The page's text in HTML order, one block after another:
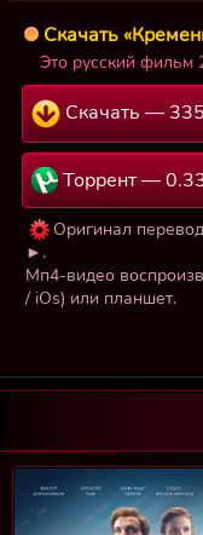
Скачать
Это русский фильм
Скачать —
Торрент —
Оригинал
►.
Мп4-видео
/ iOs) или планшет.